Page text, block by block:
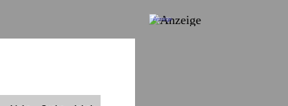
Anzeige